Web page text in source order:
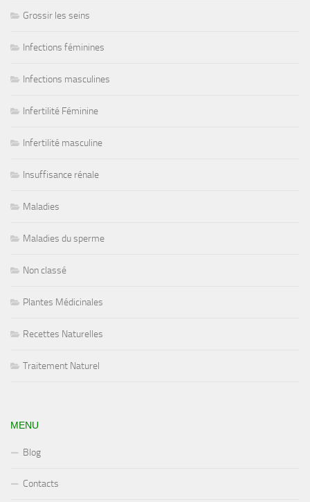
Grossir les seins
Infections féminines
Infections masculines
Infertilité Féminine
Infertilité masculine
Insuffisance rénale
Maladies
Maladies du sperme
Non classé
Plantes Médicinales
Recettes Naturelles
Traitement Naturel
MENU
Blog
Contacts